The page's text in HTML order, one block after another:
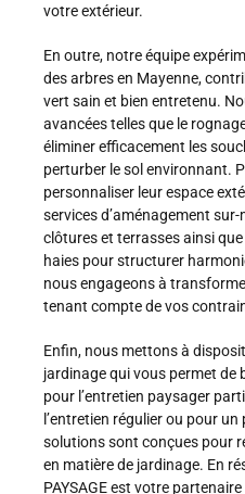
votre extérieur.
En outre, notre équipe
des arbres en Mayenne,
vert sain et bien entretenu.
avancées telles que le
éliminer efficacement les
perturber le sol environnant.
personnaliser leur espace
services d’aménagement
clôtures et terrasses ainsi
haies pour structurer
nous engageons à
tenant compte de vos
Enfin, nous mettons à
jardinage qui vous permet de
pour l’entretien paysager
l’entretien régulier ou pour
solutions sont conçues pour
en matière de jardinage. En
PAYSAGE est votre